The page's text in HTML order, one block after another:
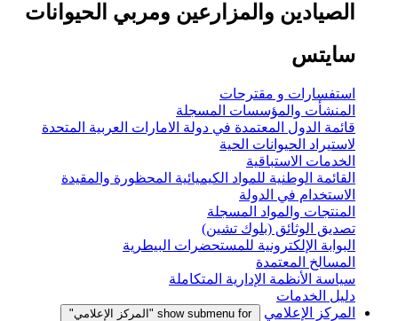
الصيادين والمزارعين ومربي الحيوانات
سايتس
استفسارات و مقترحات
المنشأت والمؤسسات المسجلة
قائمة الدول المعتمدة في دولة الامارات العربية المتحدة
لاستيراد الحيوانات الحية
الخدمات الاستباقية
القائمة الوطنية للمواد الكيميائية المحظورة والمقيدة
الاستخدام في الدولة
المنتجات والمواد المسجلة
تصديق الوثائق (بلوك تشين)
البوابة الإلكترونية للمستحضرات البيطرية
المسالخ المعتمدة
سياسة الأنظمة الإدارية المتكاملة
دليل الخدمات
المركز الإعلامي
show submenu for "المركز الإعلامي"